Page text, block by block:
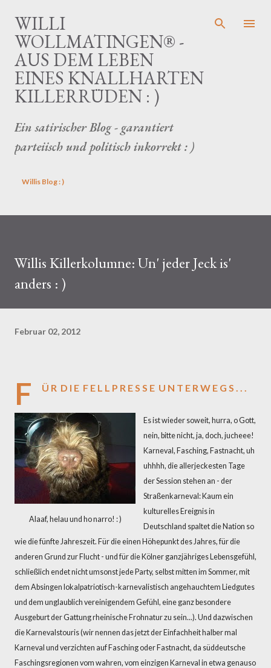
WILLI
WOLLMATINGEN® -
AUS DEM LEBEN
EINES KNALLHARTEN
KILLERRÜDEN : )
Ein satirischer Blog - garantiert
parteiisch und politisch inkorrekt : )
Willis Blog : )
Willis Killerkolumne: Un' jeder Jeck is'
anders : )
Februar 02, 2012
F Ü R D I E F E L L P R E S S E U N T E R W E G S . . .
Alaaf, helau und ho narro! : )
Es ist wieder soweit, hurra, o Gott,
nein, bitte nicht, ja, doch, jucheee!
Karneval, Fasching, Fastnacht, uh
uhhhh, die allerjeckesten Tage
der Session stehen an - der
Straßenkarneval: Kaum ein
kulturelles Ereignis in
Deutschland spaltet die Nation so
wie die fünfte Jahreszeit. Für die einen Höhepunkt des Jahres, für die
anderen Grund zur Flucht - und für die Kölner ganzjähriges Lebensgefühl,
schließlich endet nicht umsonst jede Party, selbst mitten im Sommer, mit
dem Absingen lokalpatriotisch-karnevalistisch angehauchtem Liedgutes
und dem unglaublich vereinigendem Gefühl, eine ganz besondere
Ausgeburt der Gattung rheinische Frohnatur zu sein...). Und dazwischen
die Karnevalstouris (wir nennen das jetzt der Einfachheit halber mal
Karneval und verzichten auf Fasching oder Fastnacht, da süddeutsche
Faschingsregionen vom wahren, vom einzigen Karneval in etwa genauso